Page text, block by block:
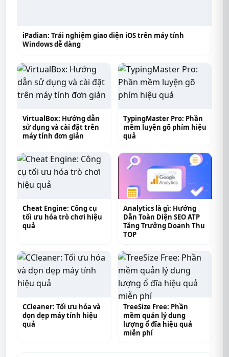
iPadian: Trải nghiệm giao diện iOS trên máy tính
Windows dễ dàng
VirtualBox: Hướng dẫn
sử dụng và cài đặt trên
máy tính đơn giản
TypingMaster Pro: Phần
mềm luyện gõ phím hiệu
quả
Cheat Engine: Công cụ
tối ưu hóa trò chơi hiệu
quả
Analytics là gì: Hướng
Dẫn Toàn Diện SEO ATP
Tăng Trưởng Doanh Thu
TOP
CCleaner: Tối ưu hóa và
dọn dẹp máy tính hiệu
quả
TreeSize Free: Phần
mềm quản lý dung
lượng ổ đĩa hiệu quả
miễn phí